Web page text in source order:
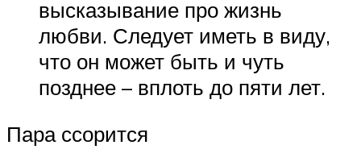
высказывание про жизнь
любви. Следует иметь в виду,
что он может быть и чуть
позднее – вплоть до пяти лет.
Пара ссорится